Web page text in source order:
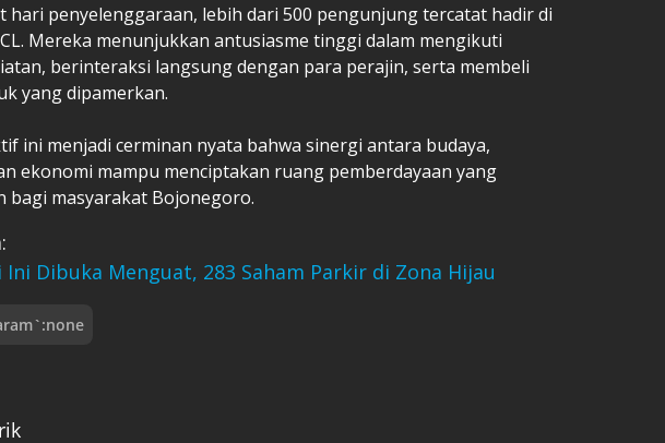
hari penyelenggaraan, lebih dari 500 pengunjung tercatat hadir di
Mereka menunjukkan antusiasme tinggi dalam mengikuti
berinteraksi langsung dengan para perajin, serta membeli
yang dipamerkan.
ini menjadi cerminan nyata bahwa sinergi antara budaya,
ekonomi mampu menciptakan ruang pemberdayaan yang
bagi masyarakat Bojonegoro.
Ini Dibuka Menguat, 283 Saham Parkir di Zona Hijau